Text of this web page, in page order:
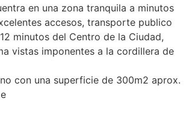
en una zona tranquila a minutos
accesos, transporte publico
minutos del Centro de la Ciudad,
vistas imponentes a la cordillera de
con una superficie de 300m2 aprox.